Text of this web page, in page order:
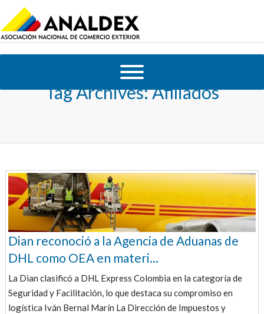
Tag Archives:Afiliados
Dian reconoció a la Agencia de Aduanas de
DHL como OEA en materi...
La Dian clasificó a DHL Express Colombia en la categoría de
Seguridad y Facilitación, lo que destaca su compromiso en
logística Iván Bernal Marín La Dirección de Impuestos y